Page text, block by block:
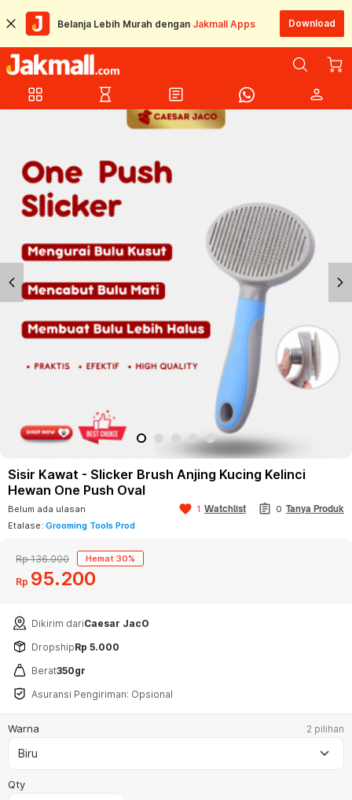
Belanja Lebih Murah dengan Jakmall Apps Download
grid_view hourglass_empty article person
Sisir Kawat - Slicker Brush Anjing Kucing Kelinci
Hewan One Push Oval
Belum ada ulasan favorite 1 Watchlist assignment 0 Tanya Produk
Etalase: Grooming Tools Prod
Rp 136.000 Hemat 30%
Rp 95 200
Dikirim dariCaesar JacO
DropshipRp 5.000
Berat350gr
Asuransi Pengiriman: Opsional
Warna 2 pilihan
Biru keyboard_arrow_down
Qty